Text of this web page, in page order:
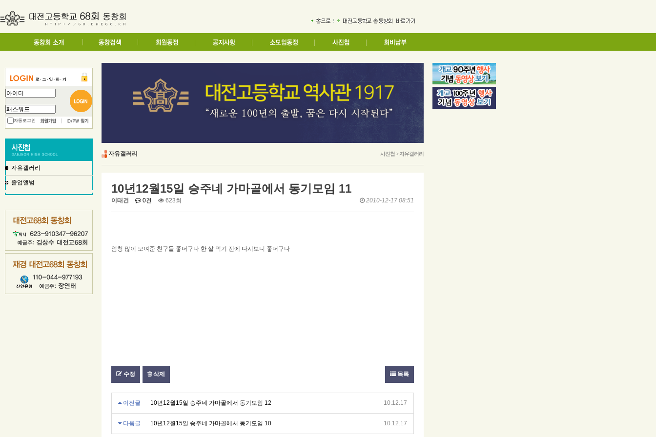
자동로그인
자유갤러리
졸업앨범
자유갤러리 사진첩 > 자유갤러리
10년12월15일 승주네 가마골에서 동기모임 11
이태건 0건 623회 2010-12-17 08:51
엄청 많이 모여준 친구들 좋더구나 한 살 먹기 전에 다시보니 좋더구나
수정 삭제 목록
이전글 10년12월15일 승주네 가마골에서 동기모임 12 10.12.17
다음글 10년12월15일 승주네 가마골에서 동기모임 10 10.12.17